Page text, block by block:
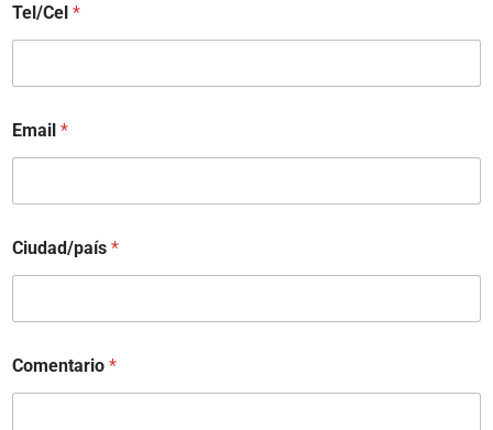
Tel/Cel *
Email *
Ciudad/país *
Comentario *